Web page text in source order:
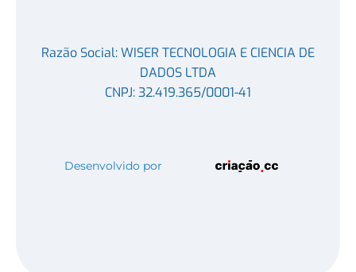
Razão Social: WISER TECNOLOGIA E CIENCIA DE
DADOS LTDA
CNPJ: 32.419.365/0001-41
Desenvolvido por